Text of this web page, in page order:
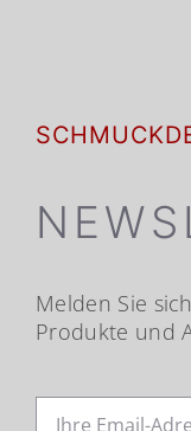
Melden Sie
Produkte und